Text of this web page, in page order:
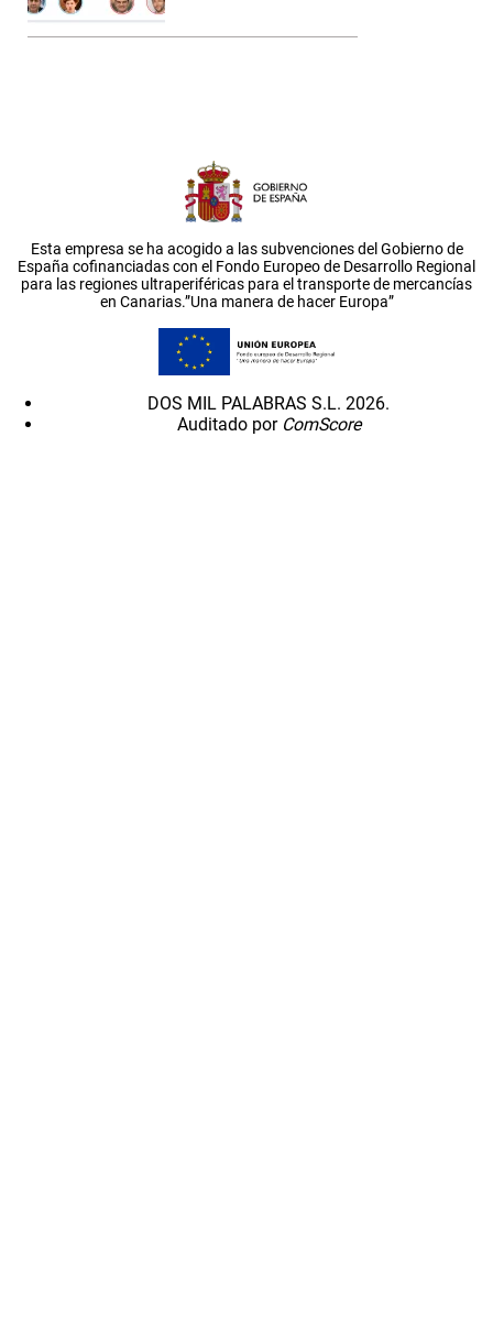
Esta empresa se ha acogido a las subvenciones del Gobierno de
España cofinanciadas con el Fondo Europeo de Desarrollo Regional
para las regiones ultraperiféricas para el transporte de mercancías
en Canarias.”Una manera de hacer Europa”
DOS MIL PALABRAS S.L. 2026.
Auditado por ComScore